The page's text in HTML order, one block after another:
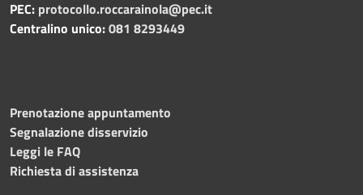
PEC: protocollo.roccarainola@pec.it
Centralino unico:081 8293449
Prenotazione appuntamento
Segnalazione disservizio
Leggi le FAQ
Richiesta di assistenza